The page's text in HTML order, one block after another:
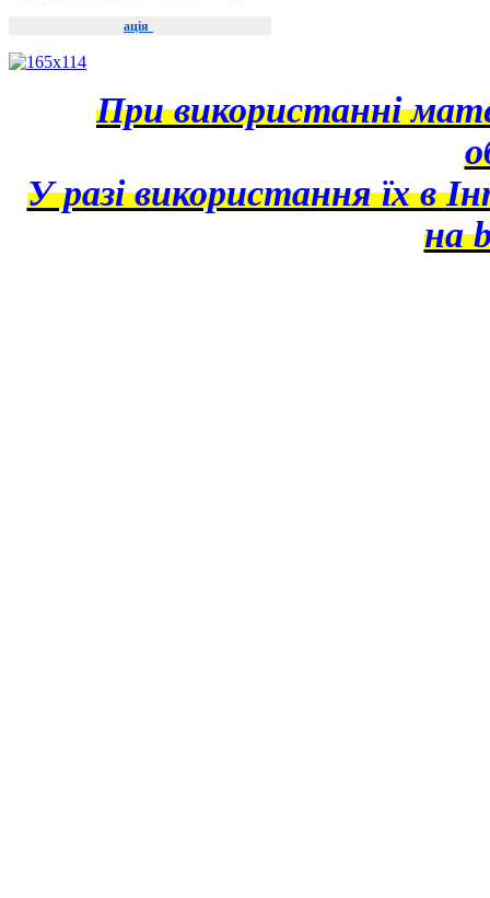
ація
При використанні
У разі використання їх в
на